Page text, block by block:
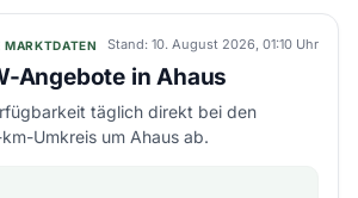
MARKTDATEN Stand: 10. August 2026, 01:10 Uhr
Angebote in Ahaus
täglich direkt bei den
Umkreis um Ahaus ab.